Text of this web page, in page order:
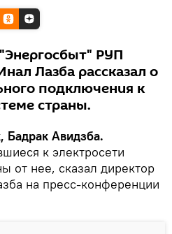
РУП
Лазба рассказал о
подключения к
страны.
Авидзба.
к электросети
от нее, сказал директор
на пресс-конференции